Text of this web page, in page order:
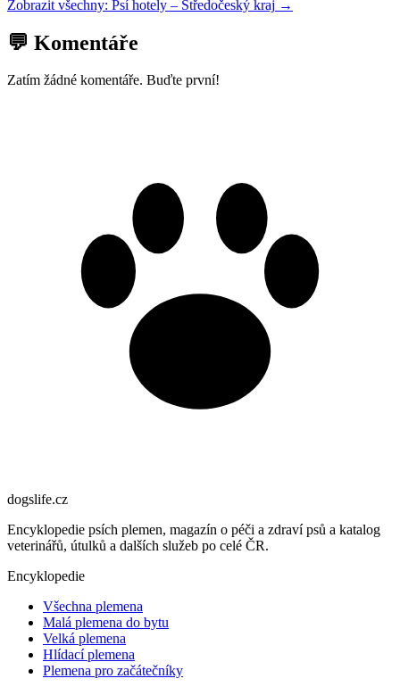
Zobrazit všechny: Psí hotely – Středočeský kraj →
💬 Komentáře
Zatím žádné komentáře. Buďte první!
dogslife.cz
Encyklopedie psích plemen, magazín o péči a zdraví psů a katalog
veterinářů, útulků a dalších služeb po celé ČR.
Encyklopedie
Všechna plemena
Malá plemena do bytu
Velká plemena
Hlídací plemena
Plemena pro začátečníky